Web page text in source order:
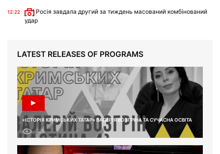
12:22
Росія завдала другий за тиждень масований комбінований
удар
LATEST RELEASES OF PROGRAMS
«ІСТОРІЯ КРИМСЬКИХ ТАТАР» ВАЛЕРІЯ ВОЗГРІНА ТА СУЧАСНА ОСВІТА
226